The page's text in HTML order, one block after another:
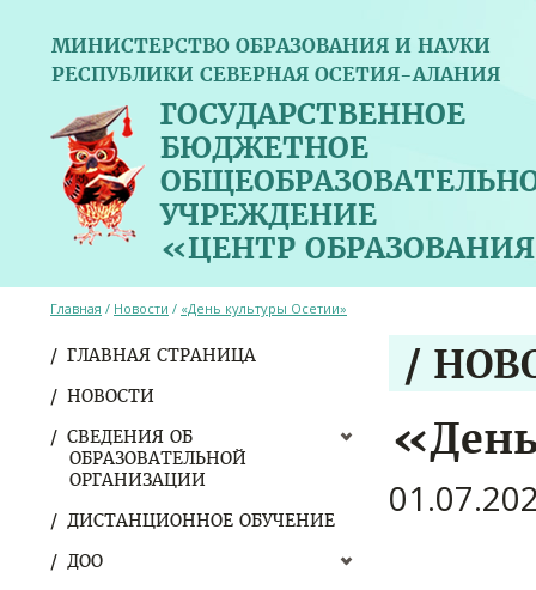
МИНИСТЕРСТВО ОБРАЗОВАНИЯ И НАУКИ
РЕСПУБЛИКИ СЕВЕРНАЯ ОСЕТИЯ-АЛАНИЯ
ГОСУДАРСТВЕННОЕ
БЮДЖЕТНОЕ
УЧРЕЖДЕНИЕ
«ЦЕНТР
ГЛАВНАЯ СТРАНИЦА
НОВОСТИ
СВЕДЕНИЯ ОБ
ОБРАЗОВАТЕЛЬНОЙ
ОРГАНИЗАЦИИ
ДИСТАНЦИОННОЕ ОБУЧЕНИЕ
ДОО
Главная / Новости / «День культуры Осетии»
/